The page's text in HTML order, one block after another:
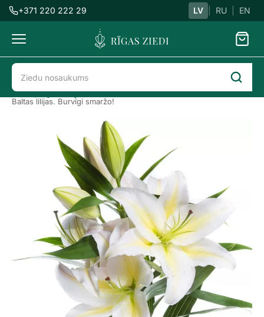
+371 220 222 29 LV RU EN
Ziedu
piegāde
Ziedu piegāde Rīgā Visi ziedi
Grieztie ziedi
Baltas lilijas. Burvīgi smaržo!